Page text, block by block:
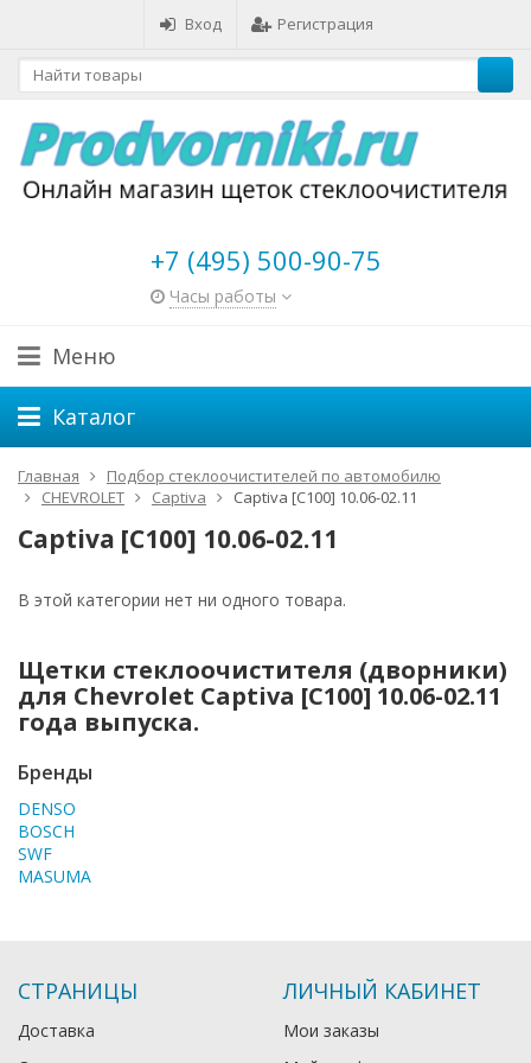
Вход Регистрация
+7 (495) 500-90-75
Часы работы
Меню
Каталог
Главная
Подбор стеклоочистителей по автомобилю
CHEVROLET
Captiva Captiva [C100] 10.06-02.11
Captiva [C100] 10.06-02.11
В этой категории нет ни одного товара.
Щетки стеклоочистителя (дворники)
для Chevrolet Captiva [C100] 10.06-02.11
года выпуска.
Бренды
DENSO
BOSCH
SWF
MASUMA
СТРАНИЦЫ
Доставка
ЛИЧНЫЙ КАБИНЕТ
Мои заказы